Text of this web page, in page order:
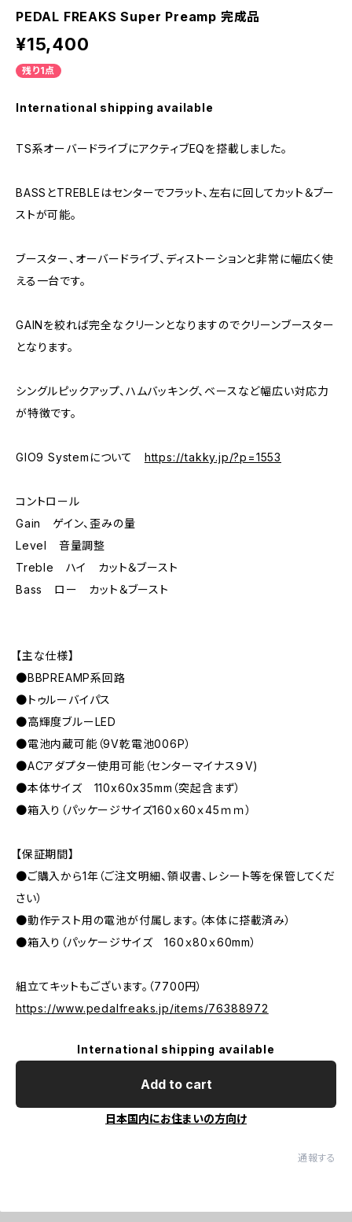
PEDAL FREAKS Super Preamp 完成品
¥15,400
残り1点
International shipping available
TS系オーバードライブにアクティブEQを搭載しました。
BASSとTREBLEはセンターでフラット、左右に回してカット＆ブー
ストが可能。
ブースター、オーバードライブ、ディストーションと非常に幅広く使
える一台です。
GAINを絞れば完全なクリーンとなりますのでクリーンブースター
となります。
シングルピックアップ、ハムバッキング、ベースなど幅広い対応力
が特徴です。
GIO9 Systemについて https://takky.jp/?p=1553
コントロール
Gain ゲイン、歪みの量
Level 音量調整
Treble ハイ カット＆ブースト
Bass ロー カット＆ブースト
【主な仕様】
●BBPREAMP系回路
●トゥルーバイパス
●高輝度ブルーLED
●電池内蔵可能（9V乾電池006P）
●ACアダプター使用可能（センターマイナス９V)
●本体サイズ 110x60x35mm（突起含まず）
●箱入り（パッケージサイズ160ｘ60ｘ45ｍｍ）
【保証期間】
●ご購入から1年（ご注文明細、領収書、レシート等を保管してくだ
さい）
●動作テスト用の電池が付属します。（本体に搭載済み）
●箱入り（パッケージサイズ 160ｘ80ｘ60mm）
組立てキットもございます。（7700円）
https://www.pedalfreaks.jp/items/76388972
International shipping available
Add to cart
日本国内にお住まいの方向け
通報する